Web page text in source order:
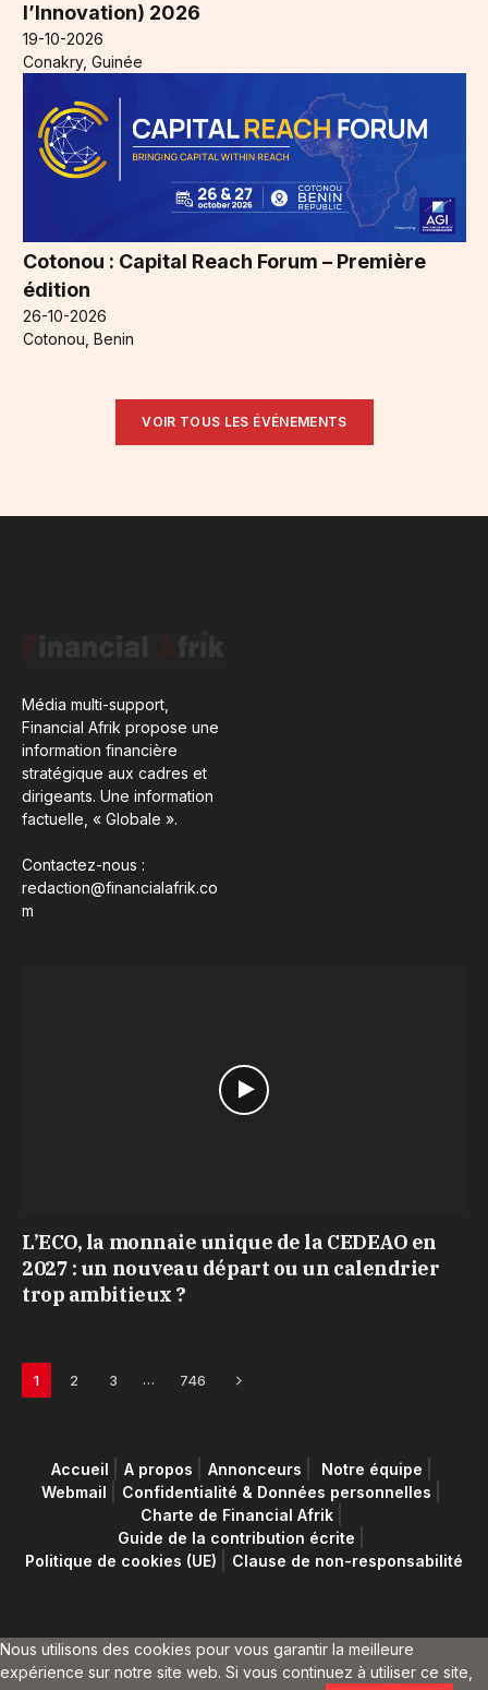
l’Innovation) 2026
19-10-2026
Conakry, Guinée
Cotonou : Capital Reach Forum – Première
édition
26-10-2026
Cotonou, Benin
VOIR TOUS LES ÉVÉNEMENTS
Média multi-support,
Financial Afrik propose une
information financière
stratégique aux cadres et
dirigeants. Une information
factuelle, « Globale ».
Contactez-nous :
redaction@financialafrik.co
m
L’ECO, la monnaie unique de la CEDEAO en
2027 : un nouveau départ ou un calendrier
trop ambitieux ?
1 2 3 … 746 Next
Accueil A propos Annonceurs
Notre équipe
Webmail
Confidentialité & Données personnelles
Charte de Financial Afrik
Guide de la contribution écrite
Politique de cookies (UE)
Clause de non-responsabilité
Nous utilisons des cookies pour vous garantir la meilleure
expérience sur notre site web. Si vous continuez à utiliser ce site,